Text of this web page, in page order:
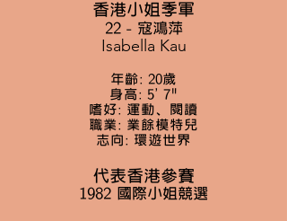
香港小姐季軍
22 - 寇鴻萍
Isabella Kau
年齡: 20歲
身高: 5' 7"
嗜好: 運動、閱讀
職業: 業餘模特兒
志向: 環遊世界
代表香港參賽
1982 國際小姐競選